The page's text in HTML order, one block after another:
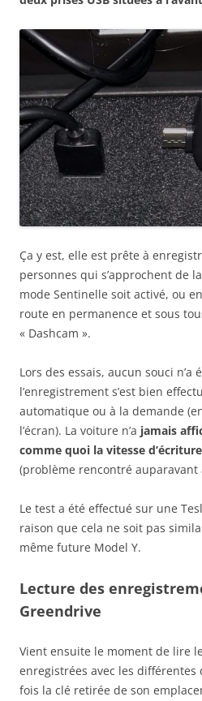
Ça y est, elle est prête à
personnes qui s’approchent de
mode Sentinelle soit activé, ou
route en permanence et sous
« Dashcam ».
Lors des essais, aucun souci n’a
l’enregistrement s’est bien
automatique ou à la demande
l’écran). La voiture n’a jamais
comme quoi la vitesse
(problème rencontré auparavant
Le test a été effectué sur une
raison que cela ne soit pas
même future Model Y.
Lecture des
Greendrive
Vient ensuite le moment de lire
enregistrées avec les différentes
fois la clé retirée de son